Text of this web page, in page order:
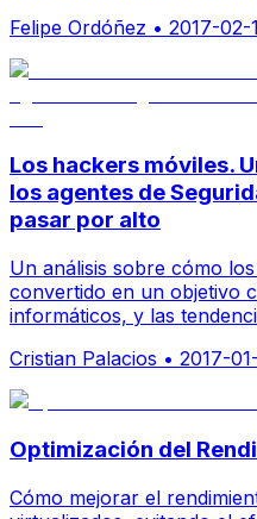
Felipe Ordóñez • 2017-02-
Los hackers móviles.
los agentes de
pasar por alto
Un análisis sobre cómo
convertido en un objetivo
informáticos, y las
Cristian Palacios • 2017-
Optimización del
Cómo mejorar el